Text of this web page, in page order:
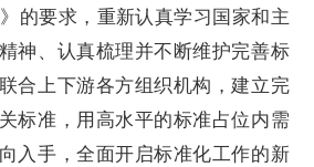
》的要求，重新认真学习国家和主
神、认真梳理并不断维护完善标
合上下游各方组织机构，建立完
标准，用高水平的标准占位内需
入手，全面开启标准化工作的新